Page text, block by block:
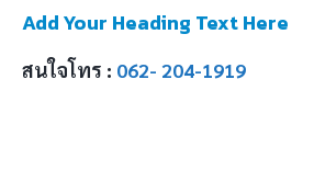
Add Your Heading Text Here
สนใจโทร : 062- 204-1919